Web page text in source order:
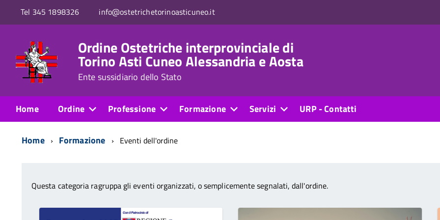
Tel 345 1898326 info@ostetrichetorinoasticuneo.it
Ordine Ostetriche interprovinciale di
Torino Asti Cuneo Alessandria e Aosta
Ente sussidiario dello Stato
Home Ordine Professione Formazione Servizi URP - Contatti
Home Formazione Eventi dell'ordine
Questa categoria ragruppa gli eventi organizzati, o semplicemente segnalati, dall'ordine.